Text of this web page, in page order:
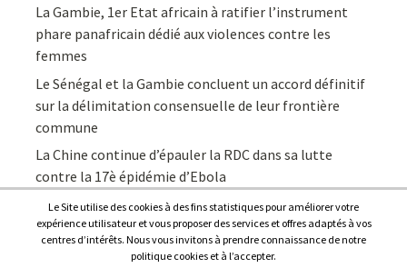
La Gambie, 1er Etat africain à ratifier l’instrument
phare panafricain dédié aux violences contre les
femmes
Le Sénégal et la Gambie concluent un accord définitif
sur la délimitation consensuelle de leur frontière
commune
La Chine continue d’épauler la RDC dans sa lutte
contre la 17è épidémie d’Ebola
Le Site utilise des cookies à des fins statistiques pour améliorer votre
expérience utilisateur et vous proposer des services et offres adaptés à vos
centres d’intérêts. Nous vous invitons à prendre connaissance de notre
politique cookies et à l’accepter.